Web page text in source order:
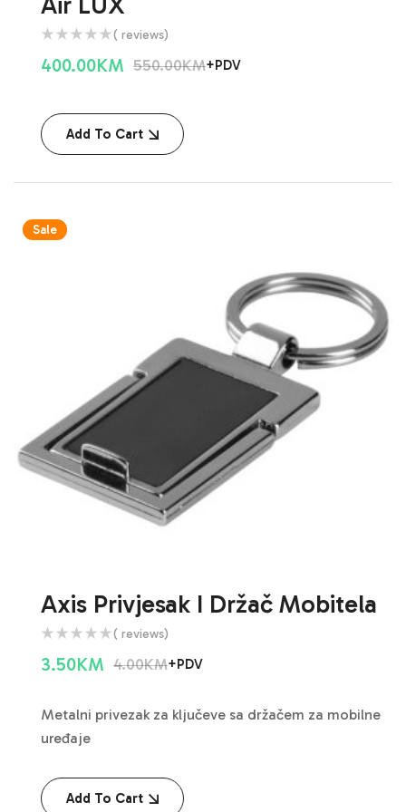
( reviews)
550.00KM
400.00KM +PDV
Add To Cart
Sale
Axis Privjesak I Držač Mobitela
( reviews)
4.00KM
3.50KM +PDV
Metalni privezak za ključeve sa držačem za mobilne
uređaje
Add To Cart